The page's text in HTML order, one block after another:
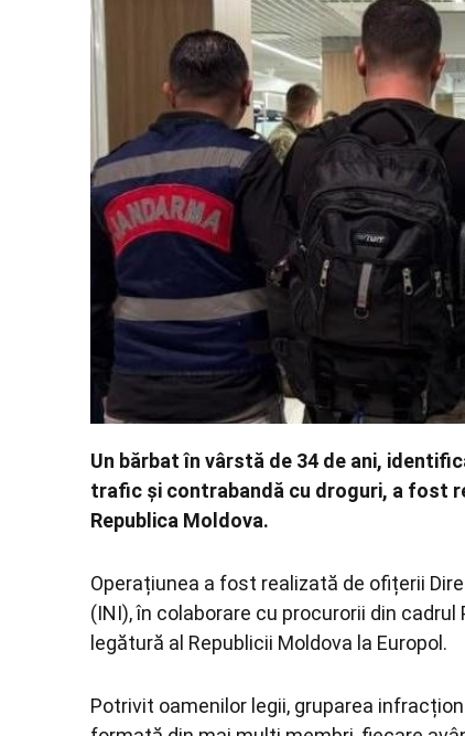
Un bărbat în vârstă de 34 de ani,
trafic și contrabandă cu droguri, a fost
Republica Moldova.
Operațiunea a fost realizată de ofițerii
(INI), în colaborare cu procurorii din
legătură al Republicii Moldova la Europol.
Potrivit oamenilor legii, gruparea